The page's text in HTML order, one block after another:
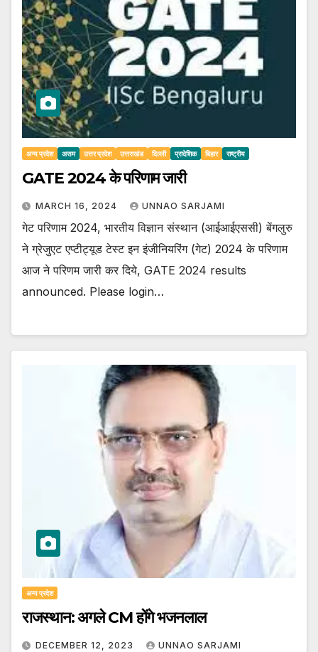
अन्य प्रदेश असम उत्तर प्रदेश उत्तराखंड दिल्ली प्रादेशिक बिहार राष्ट्रीय
GATE 2024 के परिणाम जारी
MARCH 16, 2024 UNNAO SARJAMI
गेट परिणाम 2024, भारतीय विज्ञान संस्थान (आईआईएससी) बेंगलुरु
ने ग्रेजुएट एप्टीट्यूड टेस्ट इन इंजीनियरिंग (गेट) 2024 के परिणाम
आज ने परिणम जारी कर दिये, GATE 2024 results
announced. Please login…
अन्य प्रदेश
राजस्थान: अगले CM होंगे भजनलाल
DECEMBER 12, 2023 UNNAO SARJAMI